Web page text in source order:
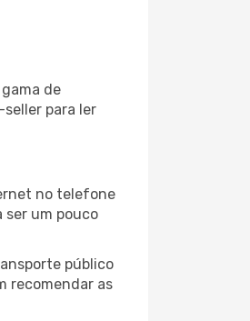
de
para ler
no telefone
ser um pouco
público
recomendar as